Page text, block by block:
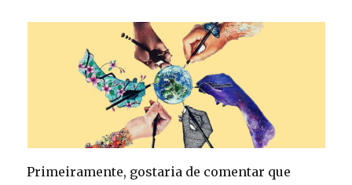
Primeiramente, gostaria de comentar que